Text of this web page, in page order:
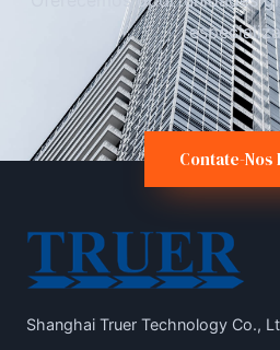
Contate-Nos
Shanghai Truer Technology Co.,